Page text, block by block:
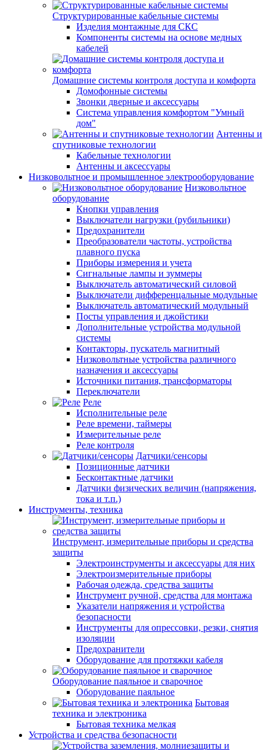
Структурированные кабельные системы
Изделия монтажные для СКС
Компоненты системы на основе медных
кабелей
Домашние системы контроля доступа и комфорта
Домофонные системы
Звонки дверные и аксессуары
Система управления комфортом "Умный
дом"
Антенны и
спутниковые технологии
Кабельные технологии
Антенны и аксессуары
Низковольтное и промышленное электрооборудование
Низковольтное
оборудование
Кнопки управления
Выключатели нагрузки (рубильники)
Предохранители
Преобразователи частоты, устройства
плавного пуска
Приборы измерения и учета
Сигнальные лампы и зуммеры
Выключатель автоматический силовой
Выключатели дифференцальные модульные
Выключатель автоматический модульный
Посты управления и джойстики
Дополнительные устройства модульной
системы
Контакторы, пускатель магнитный
Низковольтные устройства различного
назначения и аксессуары
Источники питания, трансформаторы
Переключатели
Реле
Исполнительные реле
Реле времени, таймеры
Измерительные реле
Реле контроля
Датчики/сенсоры
Позиционные датчики
Бесконтактные датчики
Датчики физических величин (напряжения,
тока и т.п.)
Инструменты, техника
Инструмент, измерительные приборы и средства
защиты
Электроинструменты и аксессуары для них
Электроизмерительные приборы
Рабочая одежда, средства защиты
Инструмент ручной, средства для монтажа
Указатели напряжения и устройства
безопасности
Инструменты для опрессовки, резки, снятия
изоляции
Предохранители
Оборудование для протяжки кабеля
Оборудование паяльное и сварочное
Оборудование паяльное
Бытовая
техника и электроника
Бытовая техника мелкая
Устройства и средства безопасности